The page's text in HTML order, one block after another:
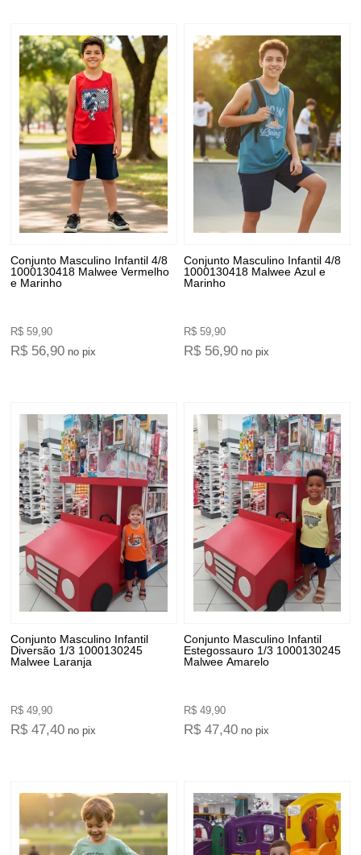
Conjunto Masculino Infantil 4/8
1000130418 Malwee Vermelho
e Marinho
R$ 59,90
R$ 56,90 no pix
Conjunto Masculino Infantil 4/8
1000130418 Malwee Azul e
Marinho
R$ 59,90
R$ 56,90 no pix
Conjunto Masculino Infantil
Diversão 1/3 1000130245
Malwee Laranja
R$ 49,90
R$ 47,40 no pix
Conjunto Masculino Infantil
Estegossauro 1/3 1000130245
Malwee Amarelo
R$ 49,90
R$ 47,40 no pix